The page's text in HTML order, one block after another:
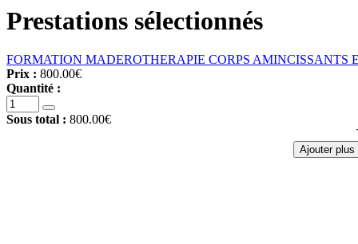
Prestations sélectionnés
FORMATION MADEROTHERAPIE CORPS AMINCISSANTS
Prix : 800.00€
Quantité :
Sous total : 800.00€
Ajouter plus